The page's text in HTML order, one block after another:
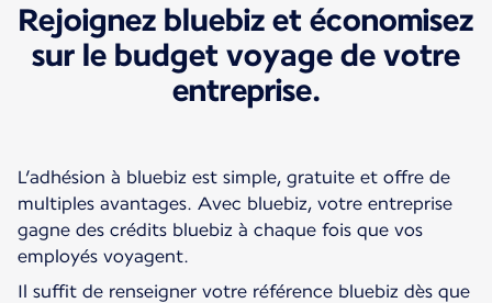
Nos offres et tarifs
Bluebiz
Rejoignez bluebiz et économisez
sur le budget voyage de votre
entreprise.
L’adhésion à bluebiz est simple, gratuite et offre de
multiples avantages. Avec bluebiz, votre entreprise
gagne des crédits bluebiz à chaque fois que vos
employés voyagent.
Il suffit de renseigner votre référence bluebiz dès que